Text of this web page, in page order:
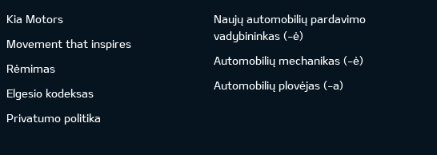
Kia Motors
Movement that inspires
Rėmimas
Elgesio kodeksas
Privatumo politika
Naujų automobilių pardavimo
vadybininkas (-ė)
Automobilių mechanikas (-ė)
Automobilių plovėjas (-a)